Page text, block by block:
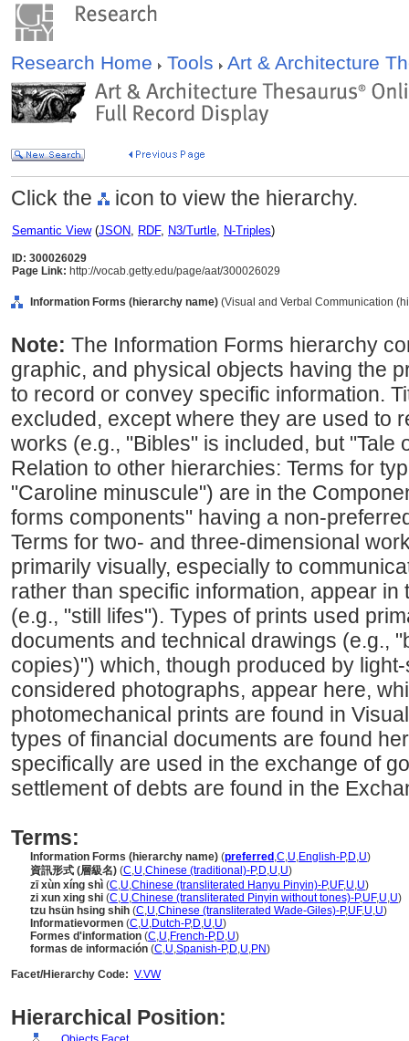
Research Home Tools Art & Architecture
Click the icon to view the hierarchy.
Semantic View(JSON, RDF, N3/Turtle, N-Triples)
ID: 300026029
Page Link: http://vocab.getty.edu/page/aat/300026029
Information Forms (hierarchy name) (Visual and Verbal Communication
Note: The Information Forms hierarchy
graphic, and physical objects having the
to record or convey specific information.
excluded, except where they are used to
works (e.g., "Bibles" is included, but "Tale
Relation to other hierarchies: Terms for
"Caroline minuscule") are in the
forms components" having a non-
Terms for two- and three-dimensional
primarily visually, especially to
rather than specific information, appear
(e.g., "still lifes"). Types of prints used
documents and technical drawings (e.g.,
copies)") which, though produced by
considered photographs, appear here,
photomechanical prints are found in
types of financial documents are found
specifically are used in the exchange of
settlement of debts are found in the
Terms:
Information Forms (hierarchy name) (preferred ,C,U,English-P,D,U)
資訊形式 (層級名) (C,U,Chinese (traditional)-P,D,U,U)
zī xùn xíng shì (C,U,Chinese (transliterated Hanyu Pinyin)-P,UF,U,U)
zi xun xing shi (C,U,Chinese (transliterated Pinyin without tones)-P,UF,U,U)
tzu hsün hsing shih (C,U,Chinese (transliterated Wade-Giles)-P,UF,U,U)
Informatievormen (C,U,Dutch-P,D,U,U)
Formes d'information (C,U,French-P,D,U)
formas de información (C,U,Spanish-P,D,U,PN)
Facet/Hierarchy Code: V.VW
Hierarchical Position: